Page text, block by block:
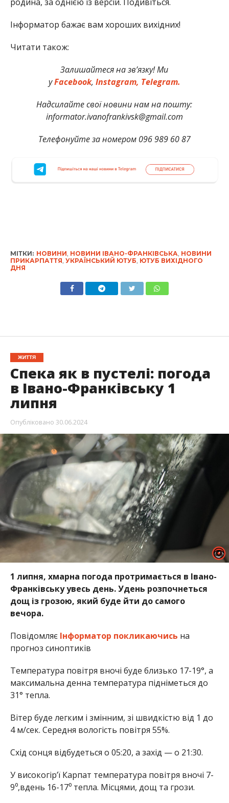
родина, за однією із версій. Подивіться.
Інформатор бажає вам хороших вихідних!
Читати також:
Залишайтеся на зв’язку! Ми
уFacebook, Instagram, Telegram.
Надсилайте свої новини нам на пошту:
informator.ivanofrankivsk@gmail.com
Телефонуйте за номером 096 989 60 87
МІТКИ: НОВИНИ НОВИНИ ІВАНО-ФРАНКІВСЬКА НОВИНИ
ПРИКАРПАТТЯ УКРАЇНСЬКИЙ ЮТУБ ЮТУБ ВИХІДНОГО
ДНЯ
ЖИТТЯ
Спека як в пустелі: погода
в Івано-Франківську 1
липня
Опубліковано 30.06.2024
1 липня, хмарна погода протримається в Івано-
Франківську увесь день. Удень розпочнеться
дощ із грозою, який буде йти до самого
вечора.
Повідомляє Інформатор покликаючись на
прогноз синоптиків
Температура повітря вночі буде близько 17-19°, а
максимальна денна температура підніметься до
31° тепла.
Вітер буде легким і змінним, зі швидкістю від 1 до
4 м/сек. Середня вологість повітря 55%.
Схід сонця відбудеться о 05:20, а захід — о 21:30.
У високогір’ї Карпат температура повітря вночі 7-
9⁰,вдень 16-17⁰ тепла. Місцями, дощ та грози.